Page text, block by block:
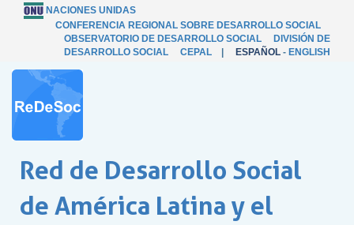
NACIONES UNIDAS
CONFERENCIA REGIONAL SOBRE DESARROLLO SOCIAL
OBSERVATORIO DE DESARROLLO SOCIAL
DIVISIÓN DE
DESARROLLO SOCIAL
CEPAL ESPAÑOL - ENGLISH
Red de Desarrollo Social
de América Latina y el